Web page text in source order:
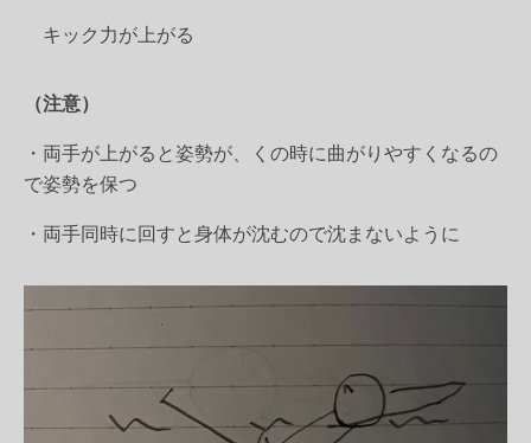
キック力が上がる
（注意）
・両手が上がると姿勢が、くの時に曲がりやすくなるの
で姿勢を保つ
・両手同時に回すと身体が沈むので沈まないように